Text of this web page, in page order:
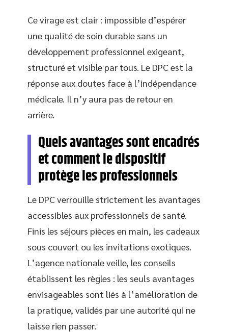
Ce virage est clair : impossible d’espérer
une qualité de soin durable sans un
développement professionnel exigeant,
structuré et visible par tous. Le DPC est la
réponse aux doutes face à l’indépendance
médicale. Il n’y aura pas de retour en
arrière.
Quels avantages sont encadrés
et comment le dispositif
protège les professionnels
Le DPC verrouille strictement les avantages
accessibles aux professionnels de santé.
Finis les séjours pièces en main, les cadeaux
sous couvert ou les invitations exotiques.
L’agence nationale veille, les conseils
établissent les règles : les seuls avantages
envisageables sont liés à l’amélioration de
la pratique, validés par une autorité qui ne
laisse rien passer.